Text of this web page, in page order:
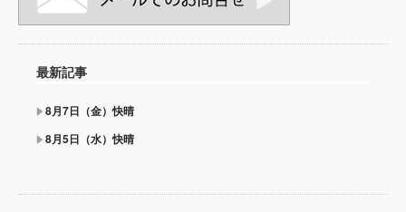
最新記事
8月7日（金）快晴
8月5日（水）快晴